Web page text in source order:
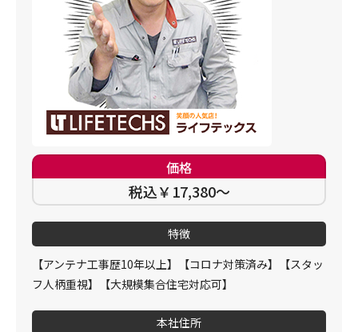
価格
税込￥17,380～
特徴
【アンテナ工事歴10年以上】【コロナ対策済み】【スタッ
フ人柄重視】【大規模集合住宅対応可】
本社住所